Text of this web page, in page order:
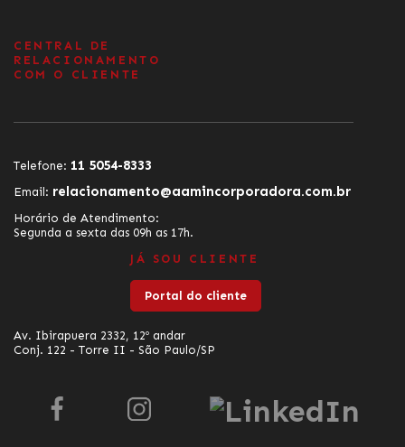
CENTRAL DE
RELACIONAMENTO
COM O CLIENTE
Telefone: 11 5054-8333
Email: relacionamento@aamincorporadora.com.br
Horário de Atendimento:
Segunda a sexta das 09h as 17h.
JÁ SOU CLIENTE
Portal do cliente
Av. Ibirapuera 2332, 12º andar
Conj. 122 - Torre II - São Paulo/SP